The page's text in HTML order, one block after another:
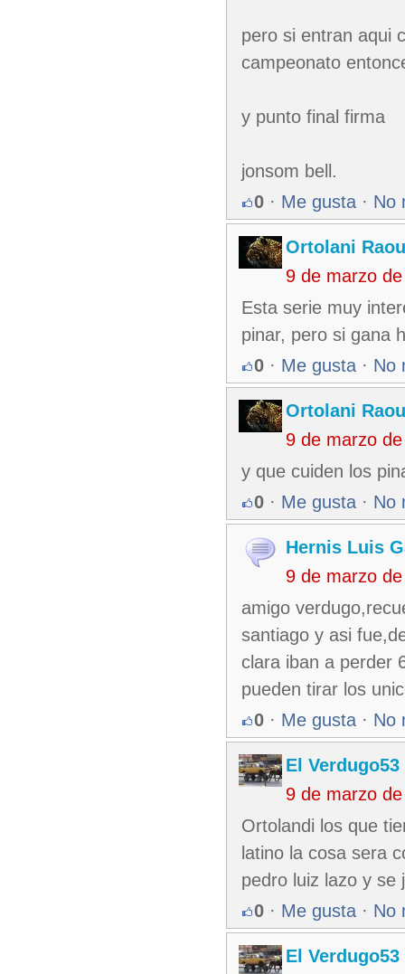
pero si entran aqui
campeonato
y punto final firma
jonsom bell.
0 · Me gusta · No
Ortolani
9 de marzo
Esta serie muy
pinar, pero si gana
0 · Me gusta · No
Ortolani
9 de marzo
y que cuiden los
0 · Me gusta · No
Hernis Luis
9 de marzo
amigo
santiago y asi
clara iban a perder
pueden tirar los
0 · Me gusta · No
El Verdugo53
9 de marzo
Ortolandi los que
latino la cosa sera
pedro luiz lazo y se
0 · Me gusta · No
El Verdugo53